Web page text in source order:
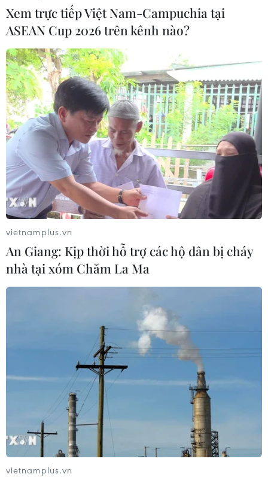
EIU: Ảnh hưởng quốc tế của Pháp "xuống
dốc không phanh"
Theo nhận định của EIU thuộc Tập đoàn The Economist,
ảnh hưởng quốc tế của Pháp đang giảm sút đáng kể
đúng vào thời điểm EU có những thay đổi lớn.
Xem trực tiếp Việt Nam-Campuchia tại
ASEAN Cup 2026 trên kênh nào?
vietnamplus.vn
An Giang: Kịp thời hỗ trợ các hộ dân bị cháy
nhà tại xóm Chăm La Ma
vietnamplus.vn